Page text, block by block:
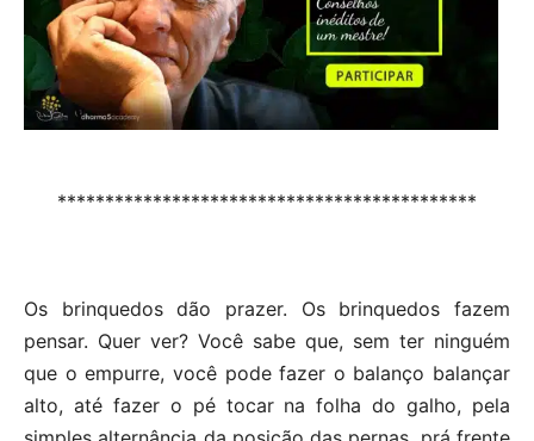
********************************************
Os brinquedos dão prazer. Os brinquedos fazem
pensar. Quer ver? Você sabe que, sem ter ninguém
que o empurre, você pode fazer o balanço balançar
alto, até fazer o pé tocar na folha do galho, pela